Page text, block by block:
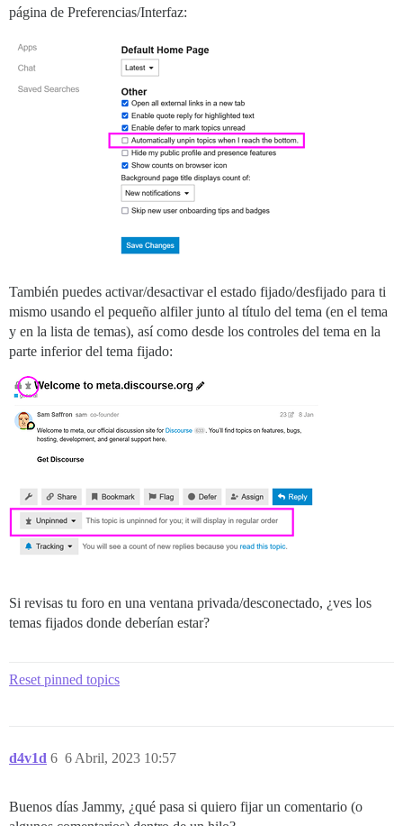
página de Preferencias/Interfaz:
También puedes activar/desactivar el estado fijado/desfijado para ti
mismo usando el pequeño alfiler junto al título del tema (en el tema
y en la lista de temas), así como desde los controles del tema en la
parte inferior del tema fijado:
Si revisas tu foro en una ventana privada/desconectado, ¿ves los
temas fijados donde deberían estar?
Reset pinned topics
d4v1d 6 Abril, 2023 10:57
6
Buenos días Jammy, ¿qué pasa si quiero fijar un comentario (o